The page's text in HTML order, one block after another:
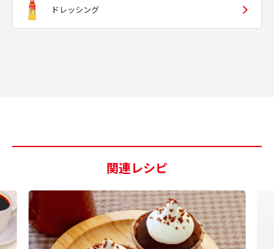
ドレッシング
関連レシピ